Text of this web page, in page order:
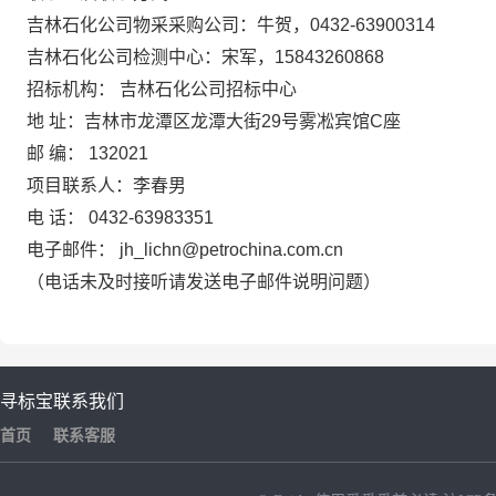
吉林石化公司物采采购公司：牛贺，0432-63900314
吉林石化公司检测中心：宋军，15843260868
招标机构： 吉林石化公司招标中心
地 址：吉林市龙潭区龙潭大街29号雾凇宾馆C座
邮 编： 132021
项目联系人：李春男
电 话： 0432-63983351
电子邮件： jh_lichn@petrochina.com.cn
（电话未及时接听请发送电子邮件说明问题）
寻标宝
首页
联系我们
联系客服